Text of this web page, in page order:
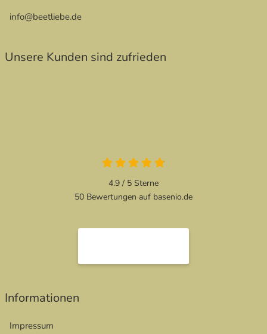
info@beetliebe.de
Unsere Kunden sind zufrieden
4.9 / 5 Sterne
50 Bewertungen auf basenio.de
Informationen
Impressum